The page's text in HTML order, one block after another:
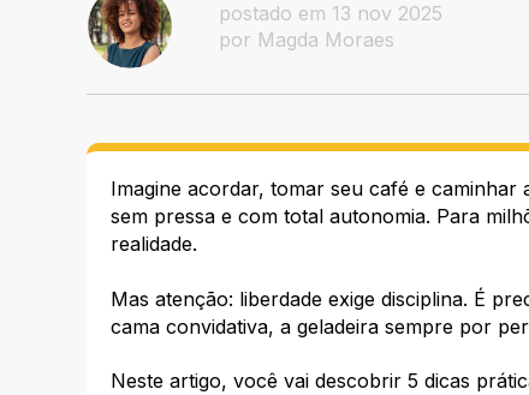
postado em 13 nov 2025
por Magda Moraes
Imagine acordar, tomar seu café e caminhar
sem pressa e com total autonomia. Para
realidade.
Mas atenção: liberdade exige disciplina. É
cama convidativa, a geladeira sempre por
Neste artigo, você vai descobrir 5 dicas